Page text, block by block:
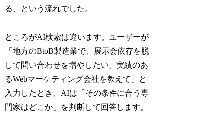
る、という流れでした。
ところがAI検索は違います。ユーザーが
「地方のBtoB製造業で、展示会依存を脱
して問い合わせを増やしたい。実績のあ
るWebマーケティング会社を教えて」と
入力したとき、AIは「その条件に合う専
門家はどこか」を判断して回答します。